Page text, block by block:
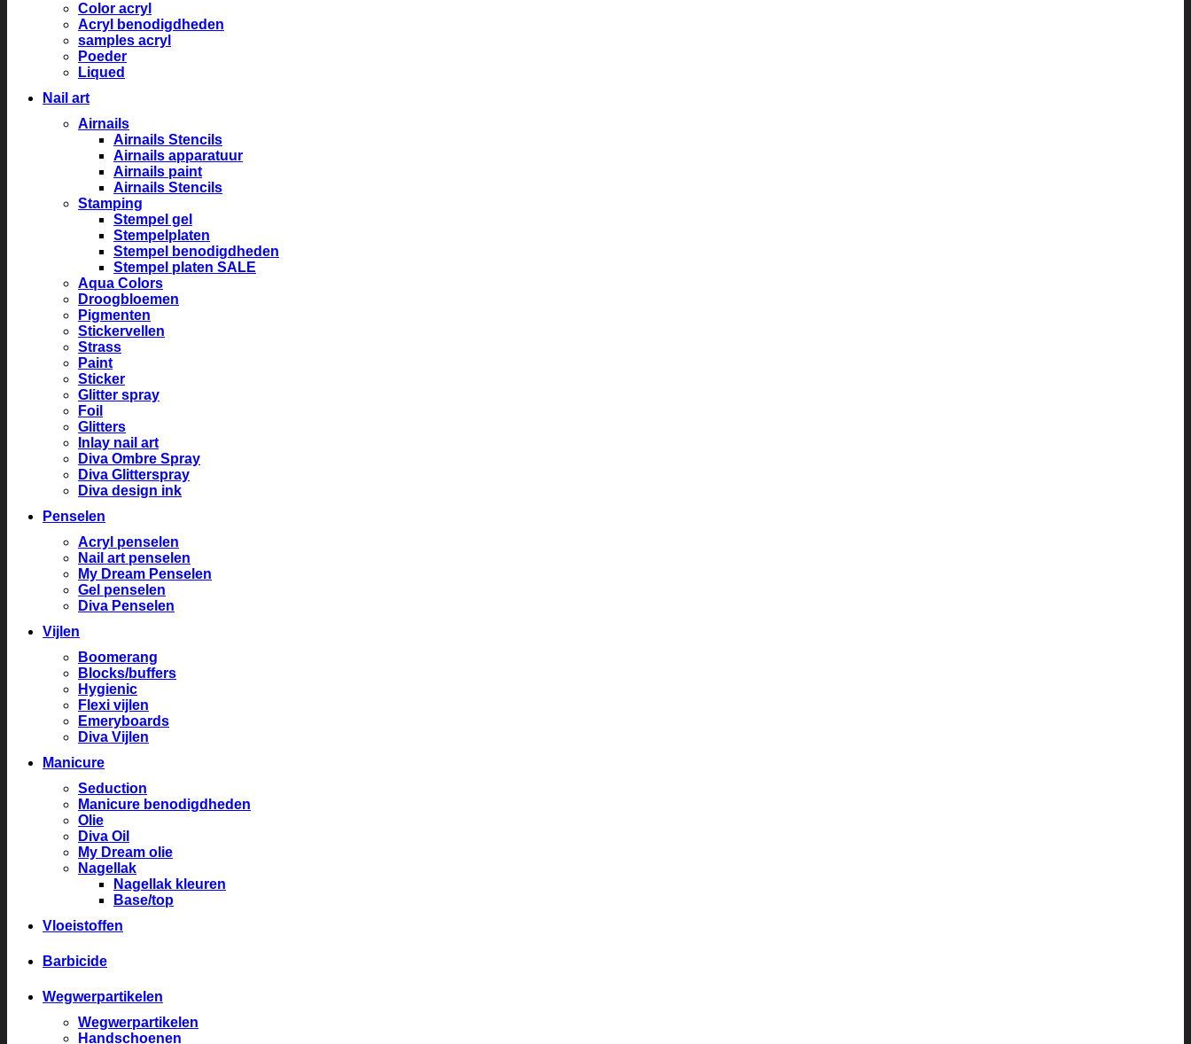
Color acryl
Acryl benodigdheden
samples acryl
Poeder
Liqued
Nail art
Airnails
Airnails Stencils
Airnails apparatuur
Airnails paint
Airnails Stencils
Stamping
Stempel gel
Stempelplaten
Stempel benodigdheden
Stempel platen SALE
Aqua Colors
Droogbloemen
Pigmenten
Stickervellen
Strass
Paint
Sticker
Glitter spray
Foil
Glitters
Inlay nail art
Diva Ombre Spray
Diva Glitterspray
Diva design ink
Penselen
Acryl penselen
Nail art penselen
My Dream Penselen
Gel penselen
Diva Penselen
Vijlen
Boomerang
Blocks/buffers
Hygienic
Flexi vijlen
Emeryboards
Diva Vijlen
Manicure
Seduction
Manicure benodigdheden
Olie
Diva Oil
My Dream olie
Nagellak
Nagellak kleuren
Base/top
Vloeistoffen
Barbicide
Wegwerpartikelen
Wegwerpartikelen
Handschoenen